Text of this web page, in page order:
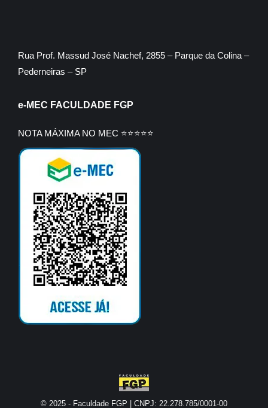
Rua Prof. Massud José Nachef, 2855 – Parque da Colina –
Pederneiras – SP
e-MEC FACULDADE FGP
NOTA MÁXIMA NO MEC ⭐⭐⭐⭐⭐
© 2025 - Faculdade FGP | CNPJ: 22.278.785/0001-00